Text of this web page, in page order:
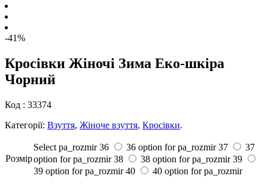
-41%
Кросівки Жіночі Зима Еко-шкіра
Чорний
Код : 33374
Категорії: Взуття, Жіноче взуття, Кросівки.
Розмiр
Select pa_rozmir 36 36 option for pa_rozmir 37
37
option for pa_rozmir 38 38 option for pa_rozmir 39
39 option for pa_rozmir 40 40 option for pa_rozmir